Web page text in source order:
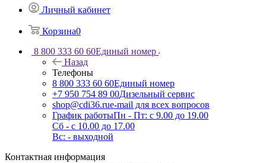
Личный кабинет
Корзина0
8 800 333 60 60Единый номер
Назад
Телефоны
8 800 333 60 60Единый номер
+7 950 754 89 00Дизельный сервис
shop@cdi36.rue-mail для всех вопросов
График работыПн - Пт: с 9.00 до 19.00
Сб - с 10.00 до 17.00
Вс: - выходной
Контактная информация